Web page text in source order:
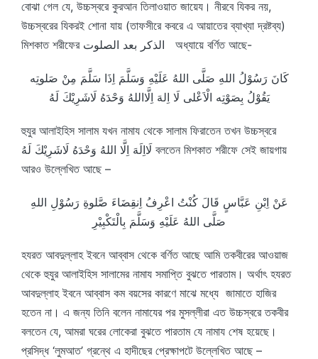
বোঝা গেল যে, উচ্চস্বরে কুরআন তিলাওয়াত জায়েয। নীরবে যিকর নয়,
উচ্চস্বরের যিকরই শোনা যায় (তাফসীরে কবরে এ আয়াতের ব্যাখ্যা দ্রষ্টব্য)
মিশকাত শরীফের الذكر بعد الصلوت অধ্যায়ে বর্ণিত আছে-
كَانَ رَسُوْلُ اللهِ صَلَّى اللهُ عَلَيْهِ وَسَلَّمَ اِذَا سَلَّمَ مِنْ صَلوتِه
يَقُوْلُ بِصَوْتِه الْاَعْلى لَا اِلهَ اِلَّااللهُ وَحْدَهُ لَاشَرِيْكَ لَهُ
হুযুর আলাইহিস সালাম যখন নামায থেকে সালাম ফিরাতেন তখন উচ্চস্বরে
لَااِلَهَ اِلَّا اللهُ وَحْدَهُ لَاشَرِيْكَ لَهُ বলতেন মিশকাত শরীফে সেই জায়গায়
আরও উল্লেখিত আছে –
عَنْ اِبْنِ عَبَّاسٍ قَالَ كُنْتُ اعْرِفُ اِنقِضَاءَ صَّلوةِ رَسُوْلِ اللهِ
صَلَّى اللهُ عَلَيْهِ وَسَلَّمَ بِالْتَكْبِيْرِ
হযরত আবদুল্লাহ ইবনে আব্বাস থেকে বর্ণিত আছে আমি তকবীরের আওয়াজ
থেকে হুযুর আলাইহিস সালামের নামায সমাপ্তি বুঝতে পারতাম। অর্থাৎ হযরত
আবদুল্লাহ ইবনে আব্বাস কম বয়সের কারণে মাঝে মধ্যে জামাতে হাজির
হতেন না। এ জন্য তিনি বলেন নামাযের পর মুসল্লীরা এত উচ্চস্বরে তকবীর
বলতেন যে, আমরা ঘরের লোকেরা বুঝতে পারতাম যে নামায শেষ হয়েছে।
প্রসিদ্ধ ‘লুমআত’ গ্রন্থে এ হাদীছের প্রেক্ষাপটে উল্লেখিত আছে –